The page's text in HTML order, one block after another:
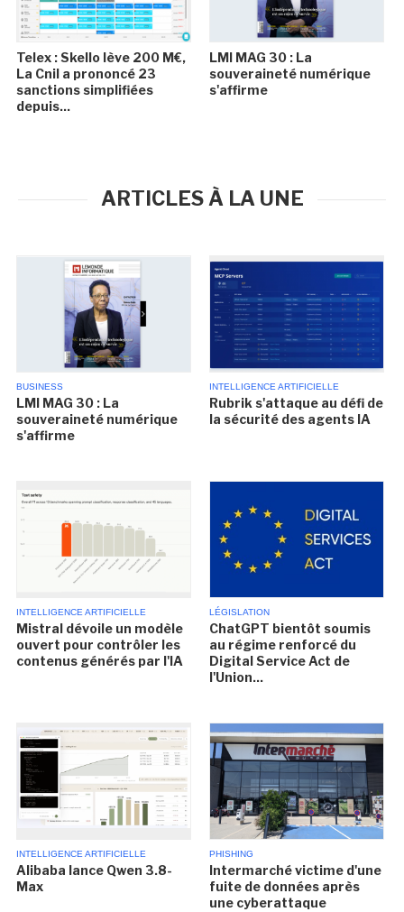
Telex : Skello lève 200 M€,
La Cnil a prononcé 23
sanctions simplifiées
depuis...
LMI MAG 30 : La
souveraineté numérique
s'affirme
ARTICLES À LA UNE
BUSINESS
LMI MAG 30 : La
souveraineté numérique
s'affirme
INTELLIGENCE ARTIFICIELLE
Rubrik s'attaque au défi de
la sécurité des agents IA
INTELLIGENCE ARTIFICIELLE
Mistral dévoile un modèle
ouvert pour contrôler les
contenus générés par l'IA
LÉGISLATION
ChatGPT bientôt soumis
au régime renforcé du
Digital Service Act de
l'Union...
INTELLIGENCE ARTIFICIELLE
Alibaba lance Qwen 3.8-
Max
PHISHING
Intermarché victime d'une
fuite de données après
une cyberattaque